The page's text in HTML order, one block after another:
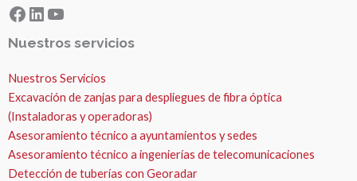
Facebook
LinkedIn
YouTube
Nuestros servicios
Nuestros Servicios
Excavación de zanjas para despliegues de fibra óptica
(Instaladoras y operadoras)
Asesoramiento técnico a ayuntamientos y sedes
Asesoramiento técnico a ingenierías de telecomunicaciones
Detección de tuberías con Georadar